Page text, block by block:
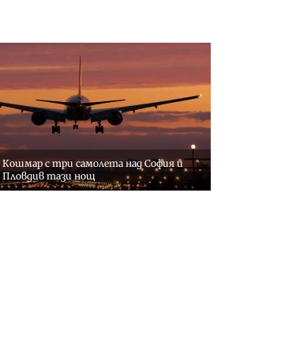
новина
Кошмар с три самолета над София и
Пловдив тази нощ